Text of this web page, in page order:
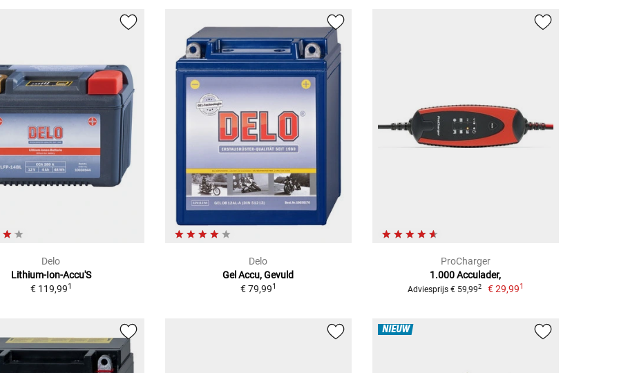
Delo
Lithium-Ion-Accu'S
€ 119,991
Delo
Gel Accu, Gevuld
€ 79,991
ProCharger
1.000 Acculader,
Adviesprijs € 59,992 € 29,991
NIEUW